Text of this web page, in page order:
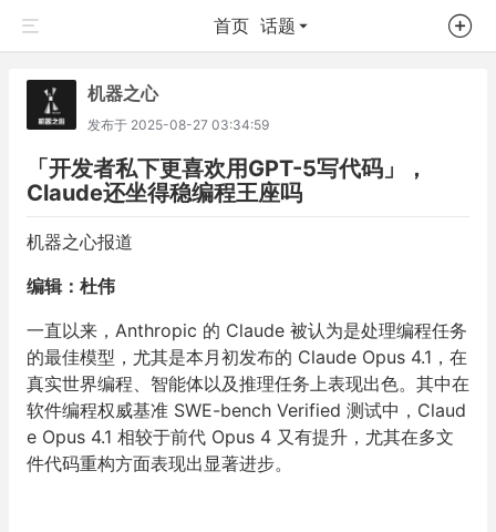
首页 话题
机器之心
发布于 2025-08-27 03:34:59
「开发者私下更喜欢用GPT-5写代码」，
Claude还坐得稳编程王座吗
机器之心报道
编辑：杜伟
一直以来，Anthropic 的 Claude 被认为是处理编程任务
的最佳模型，尤其是本月初发布的 Claude Opus 4.1，在
真实世界编程、智能体以及推理任务上表现出色。其中在
软件编程权威基准 SWE-bench Verified 测试中，Claud
e Opus 4.1 相较于前代 Opus 4 又有提升，尤其在多文
件代码重构方面表现出显著进步。